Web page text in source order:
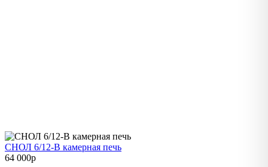
СНОЛ 6/12-В камерная печь
64 000p